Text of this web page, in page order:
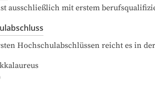
ausschließlich mit erstem
Hochschulabschlüssen reicht es in